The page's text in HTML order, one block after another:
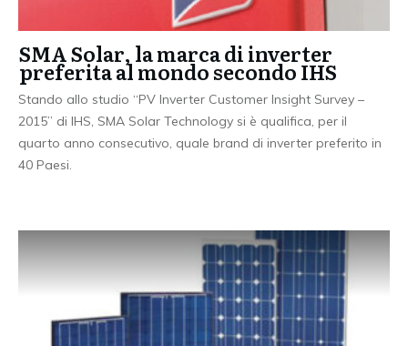
SMA Solar, la marca di inverter
preferita al mondo secondo IHS
Stando allo studio “PV Inverter Customer Insight Survey –
2015” di IHS, SMA Solar Technology si è qualifica, per il
quarto anno consecutivo, quale brand di inverter preferito in
40 Paesi.